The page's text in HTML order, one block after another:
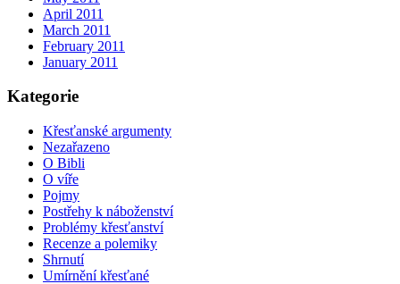
April 2011
March 2011
February 2011
January 2011
Kategorie
Křesťanské argumenty
Nezařazeno
O Bibli
O víře
Pojmy
Postřehy k náboženství
Problémy křesťanství
Recenze a polemiky
Shrnutí
Umírnění křesťané